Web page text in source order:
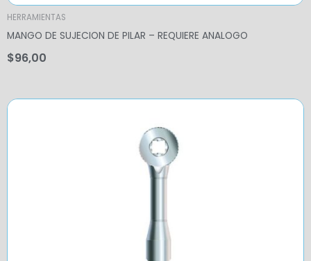
HERRAMIENTAS
MANGO DE SUJECION DE PILAR – REQUIERE ANALOGO
$96,00